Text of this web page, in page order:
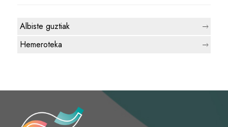
Albiste guztiak
Hemeroteka